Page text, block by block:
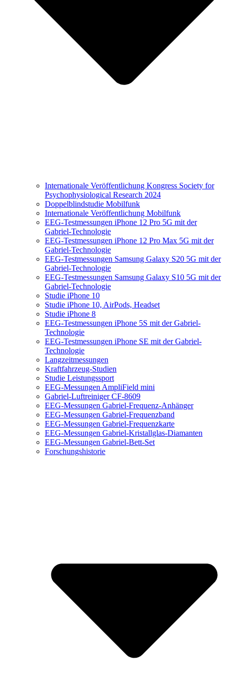
Internationale Veröffentlichung Kongress Society for
Psychophysiological Research 2024
Doppelblindstudie Mobilfunk
Internationale Veröffentlichung Mobilfunk
EEG-Testmessungen iPhone 12 Pro 5G mit der
Gabriel-Technologie
EEG-Testmessungen iPhone 12 Pro Max 5G mit der
Gabriel-Technologie
EEG-Testmessungen Samsung Galaxy S20 5G mit der
Gabriel-Technologie
EEG-Testmessungen Samsung Galaxy S10 5G mit der
Gabriel-Technologie
Studie iPhone 10
Studie iPhone 10, AirPods, Headset
Studie iPhone 8
EEG-Testmessungen iPhone 5S mit der Gabriel-
Technologie
EEG-Testmessungen iPhone SE mit der Gabriel-
Technologie
Langzeitmessungen
Kraftfahrzeug-Studien
Studie Leistungssport
EEG-Messungen AmpliField mini
Gabriel-Luftreiniger CF-8609
EEG-Messungen Gabriel-Frequenz-Anhänger
EEG-Messungen Gabriel-Frequenzband
EEG-Messungen Gabriel-Frequenzkarte
EEG-Messungen Gabriel-Kristallglas-Diamanten
EEG-Messungen Gabriel-Bett-Set
Forschungshistorie